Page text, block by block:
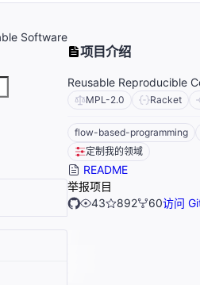
Software
项目介绍
Reusable Reproducible
MPL-2.0 Racket
flow-based-programming
定制我的领域
README
举报项目
43
892 60访问